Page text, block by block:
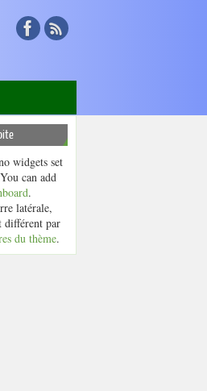
widgets set
can add
.
latérale,
différent par
du thème.